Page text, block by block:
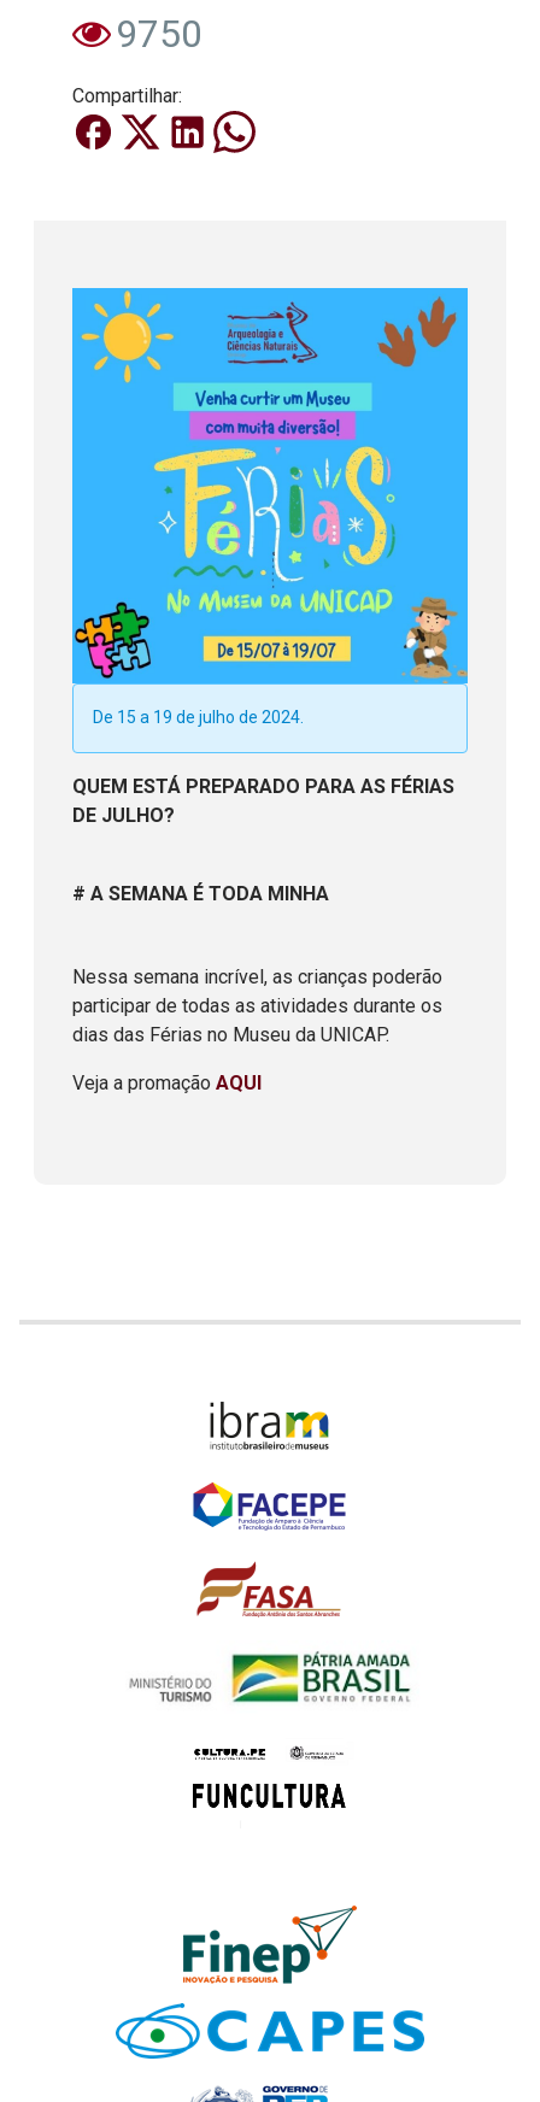
9750
Compartilhar:
De 15 a 19 de julho de 2024.
QUEM ESTÁ PREPARADO PARA AS FÉRIAS
DE JULHO?
# A SEMANA É TODA MINHA
Nessa semana incrível, as crianças poderão
participar de todas as atividades durante os
dias das Férias no Museu da UNICAP.
Veja a promação AQUI